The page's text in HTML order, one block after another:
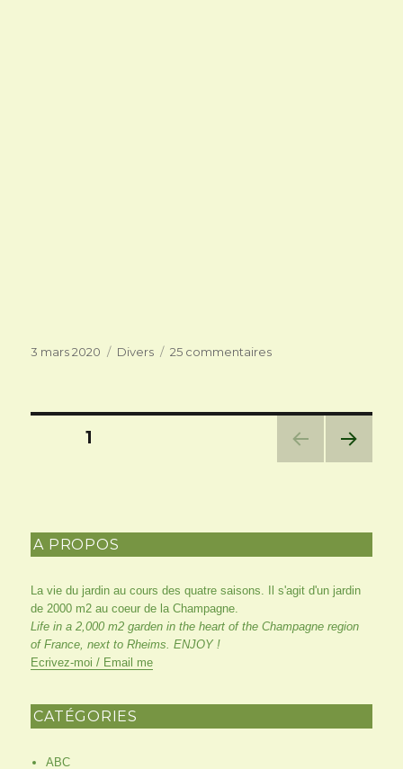
Publié
3 mars 2020 Catégories
Divers 25 commentairessur
Zélande
Pagination
PAGE1
E
A PROPOS
La vie du jardin au cours des quatre saisons. Il s'agit d'un jardin
de 2000 m2 au coeur de la Champagne.
Life in a 2,000 m2 garden in the heart of the Champagne region
of France, next to Rheims. ENJOY !
Ecrivez-moi / Email me
CATÉGORIES
ABC